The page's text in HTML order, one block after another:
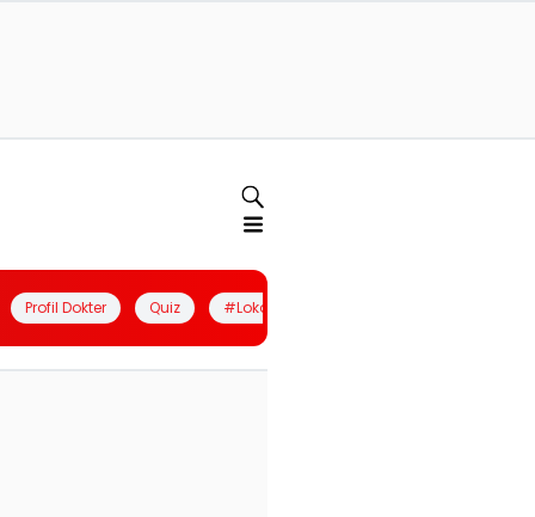
Profil Dokter Quiz #LokalBerdaya